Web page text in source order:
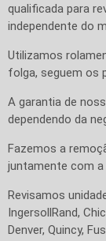
qualificada para
independente do
Utilizamos
folga, seguem os
A garantia de
dependendo da
Fazemos a
juntamente com
Revisamos
IngersollRand,
Denver, Quincy,